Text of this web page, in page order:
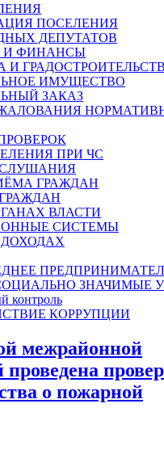
ПОСЕЛЕНИЯ
ДЕПУТАТОВ
И ФИНАНСЫ
И
ИМУЩЕСТВО
ЗАКАЗ
ПРИ ЧС
ГРАЖДАН
ВЛАСТИ
СИСТЕМЫ
ЗНАЧИМЫЕ
контроль
КОРРУПЦИИ
межрайонной
проведена
о пожарной